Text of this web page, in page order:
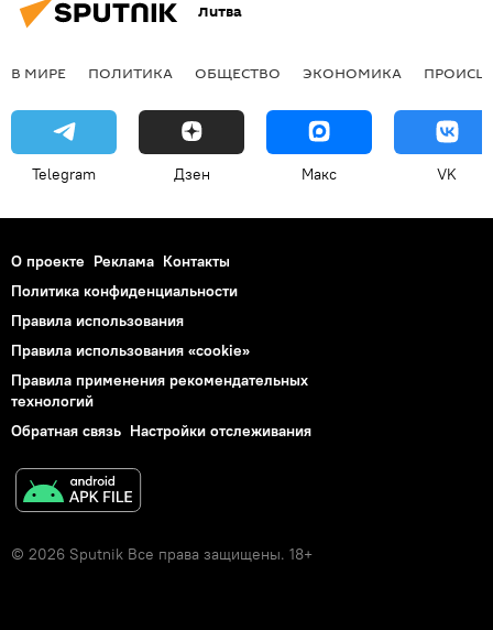
Литва
В МИРЕ ПОЛИТИКА ОБЩЕСТВО ЭКОНОМИКА
Telegram Дзен Макс VK
О проекте Реклама Контакты
Политика конфиденциальности
Правила использования
Правила использования «cookie»
Правила применения рекомендательных
технологий
Обратная связь Настройки отслеживания
© 2026 Sputnik Все права защищены. 18+